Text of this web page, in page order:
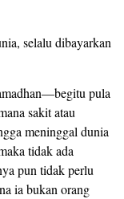
selalu dibayarkan
pula
sakit atau
meninggal dunia
tidak ada
pun tidak perlu
ia bukan orang